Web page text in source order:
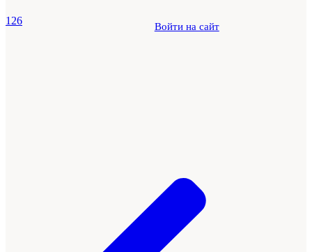
Войти на сайт
126